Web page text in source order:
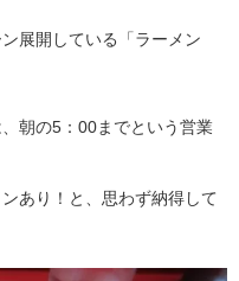
展開している「ラーメン
朝の5：00までという営業
あり！と、思わず納得して